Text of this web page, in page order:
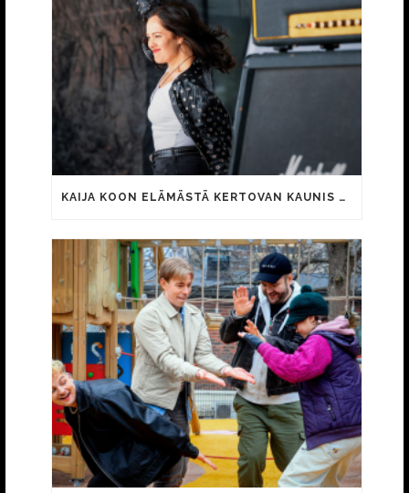
KAIJA KOON ELÄMÄSTÄ KERTOVAN KAUNIS RIETAS ONNELLINEN -ELOKUVAN TRAILER JULKI